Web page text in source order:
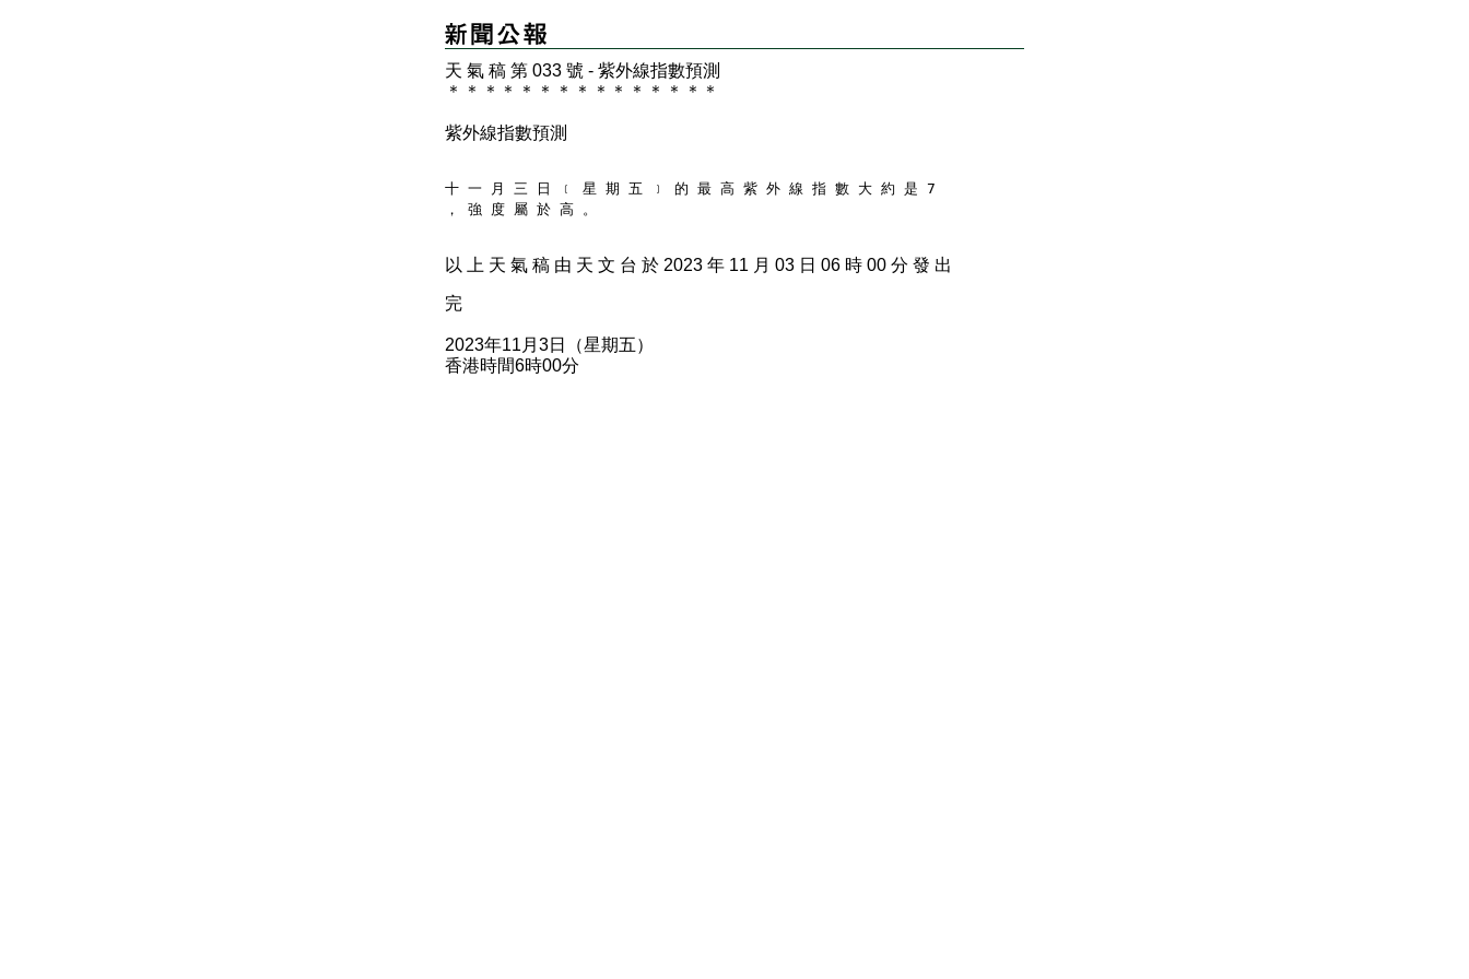
天 氣 稿 第 033 號 - 紫外線指數預測
＊
＊ ＊ ＊ ＊ ＊ ＊ ＊ ＊ ＊ ＊ ＊ ＊ ＊ ＊
紫外線指數預測
十 一 月 三 日 ﹝ 星 期 五 ﹞ 的 最 高 紫 外 線 指 數 大 約 是 7
， 強 度 屬 於 高 。
以 上 天 氣 稿 由 天 文 台 於 2023 年 11 月 03 日 06 時 00 分 發 出
完
2023年11月3日（星期五）
香港時間6時00分